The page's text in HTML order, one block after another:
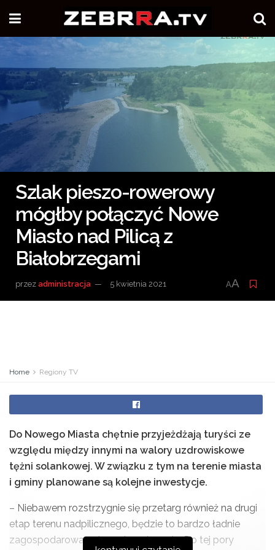
Szlak pieszo-rowerowy
mógłby połączyć Nowe
Miasto nad Pilicą z
Białobrzegami
przez administracja 5 kwietnia 2021 AA
Home Regiony TV
Do Nowego Miasta chętnie przyjeżdżają turyści ze
względu między innymi na walory uzdrowiskowe
tężni solankowej. W związku z tym na terenie miasta
i gminy planowane są kolejne inwestycje.
– Niebawem rozstrzygnie się przetarg również na drugi
etap terenu nadpilicznego, będzie to bardzo ładnie
zagospodarowany teren turystycznie. Do tej pory